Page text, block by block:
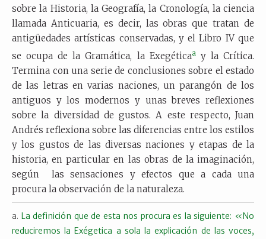
sobre la Historia, la Geografía, la Cronología, la ciencia
llamada Anticuaria, es decir, las obras que tratan de
antigüedades artísticas conservadas, y el Libro IV que
se ocupa de la Gramática, la Exegéticaay la Crítica.
Termina con una serie de conclusiones sobre el estado
de las letras en varias naciones, un parangón de los
antiguos y los modernos y unas breves reflexiones
sobre la diversidad de gustos. A este respecto, Juan
Andrés reflexiona sobre las diferencias entre los estilos
y los gustos de las diversas naciones y etapas de la
historia, en particular en las obras de la imaginación,
según las sensaciones y efectos que a cada una
procura la observación de la naturaleza.
La definición que de esta nos procura es la siguiente: «No
reduciremos la Exégetica a sola la explicación de las voces,